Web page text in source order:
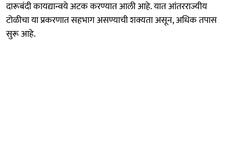
दारूबंदी कायद्यान्वये अटक करण्यात आली आहे. यात आंतरराज्यीय
टोळीचा या प्रकरणात सहभाग असण्याची शक्यता असून, अधिक तपास
सुरू आहे.